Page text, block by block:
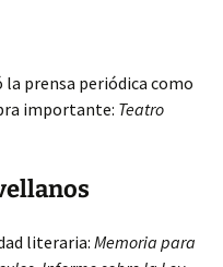
la prensa periódica como
importante: Teatro
literaria: Memoria para